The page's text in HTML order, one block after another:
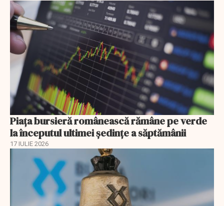
Piața bursieră românească rămâne pe verde
la începutul ultimei ședințe a săptămânii
17 IULIE 2026